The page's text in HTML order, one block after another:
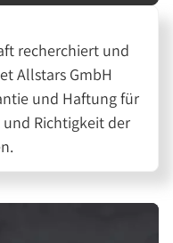
recherchiert und
Allstars GmbH
und Haftung für
Richtigkeit der